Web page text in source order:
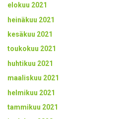
elokuu 2021
heinäkuu 2021
kesäkuu 2021
toukokuu 2021
huhtikuu 2021
maaliskuu 2021
helmikuu 2021
tammikuu 2021